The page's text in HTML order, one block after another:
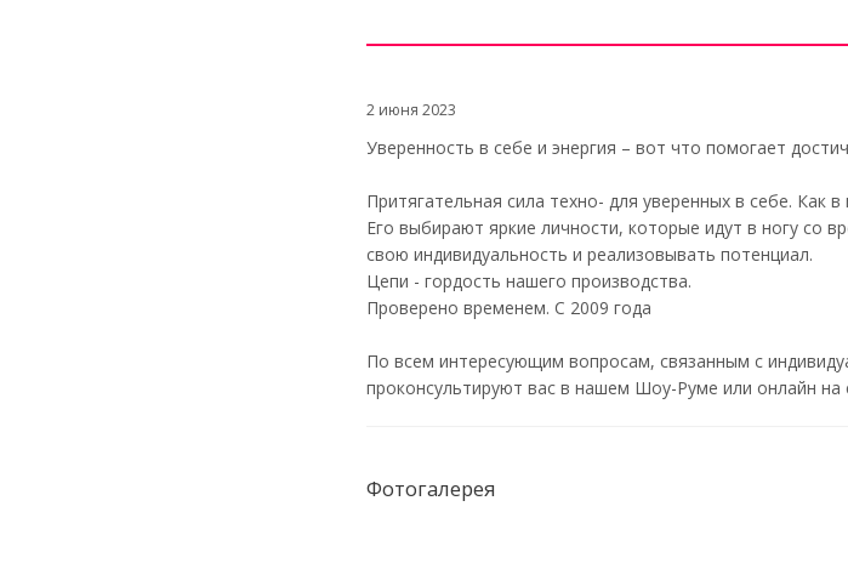
2 июня 2023
Уверенность в себе и энергия – вот что помогает
Притягательная сила техно- для уверенных в себе. Как
Его выбирают яркие личности, которые идут в ногу со
свою индивидуальность и реализовывать потенциал.
Цепи - гордость нашего производства.
Проверено временем. С 2009 года
По всем интересующим вопросам, связанным с
проконсультируют вас в нашем Шоу-Руме или онлайн на
Фотогалерея